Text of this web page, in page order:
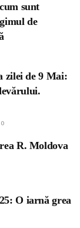
sunt
de
zilei de 9 Mai:
0
R. Moldova
O iarnă grea